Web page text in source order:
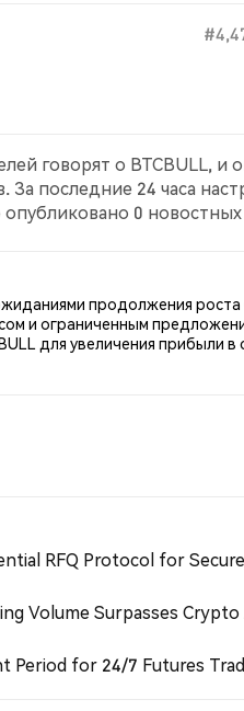
говорят о BTCBULL,
За последние 24 часа
0
продолжения роста
и ограниченным
для увеличения прибыли в
RFQ Protocol for
Volume Surpasses
Period for 24/7 Futures